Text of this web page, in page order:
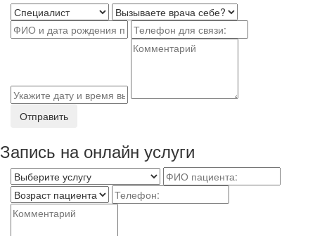
Отправить
Запись на онлайн услуги